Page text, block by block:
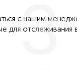
с нашим
для отслеживания
3